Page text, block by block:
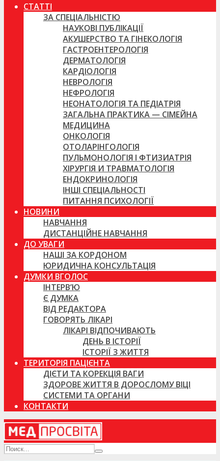
СТАТТІ
ЗА СПЕЦІАЛЬНІСТЮ
НАУКОВІ ПУБЛІКАЦІЇ
АКУШЕРСТВО ТА ГІНЕКОЛОГІЯ
ГАСТРОЕНТЕРОЛОГІЯ
ДЕРМАТОЛОГІЯ
КАРДІОЛОГІЯ
НЕВРОЛОГІЯ
НЕФРОЛОГІЯ
НЕОНАТОЛОГІЯ ТА ПЕДІАТРІЯ
ЗАГАЛЬНА ПРАКТИКА — СІМЕЙНА
МЕДИЦИНА
ОНКОЛОГІЯ
ОТОЛАРІНГОЛОГІЯ
ПУЛЬМОНОЛОГІЯ І ФТИЗИАТРІЯ
ХІРУРГІЯ И ТРАВМАТОЛОГІЯ
ЕНДОКРИНОЛОГІЯ
ІНШІ СПЕЦІАЛЬНОСТІ
ПИТАННЯ ПСИХОЛОГІЇ
НОВИНИ
НАВЧАННЯ
ДИСТАНЦІЙНЕ НАВЧАННЯ
ДО УВАГИ
НАШІ ЗА КОРДОНОМ
ЮРИДИЧНА КОНСУЛЬТАЦІЯ
ДУМКИ ВГОЛОС
ІНТЕРВ’Ю
Є ДУМКА
ВІД РЕДАКТОРА
ГОВОРЯТЬ ЛІКАРІ
ЛІКАРІ ВІДПОЧИВАЮТЬ
ДЕНЬ В ІСТОРІЇ
ІСТОРІЇ З ЖИТТЯ
ТЕРИТОРІЯ ПАЦІЄНТА
ДІЄТИ ТА КОРЕКЦІЯ ВАГИ
ЗДОРОВЕ ЖИТТЯ В ДОРОСЛОМУ ВІЦІ
СИСТЕМИ ТА ОРГАНИ
КОНТАКТИ